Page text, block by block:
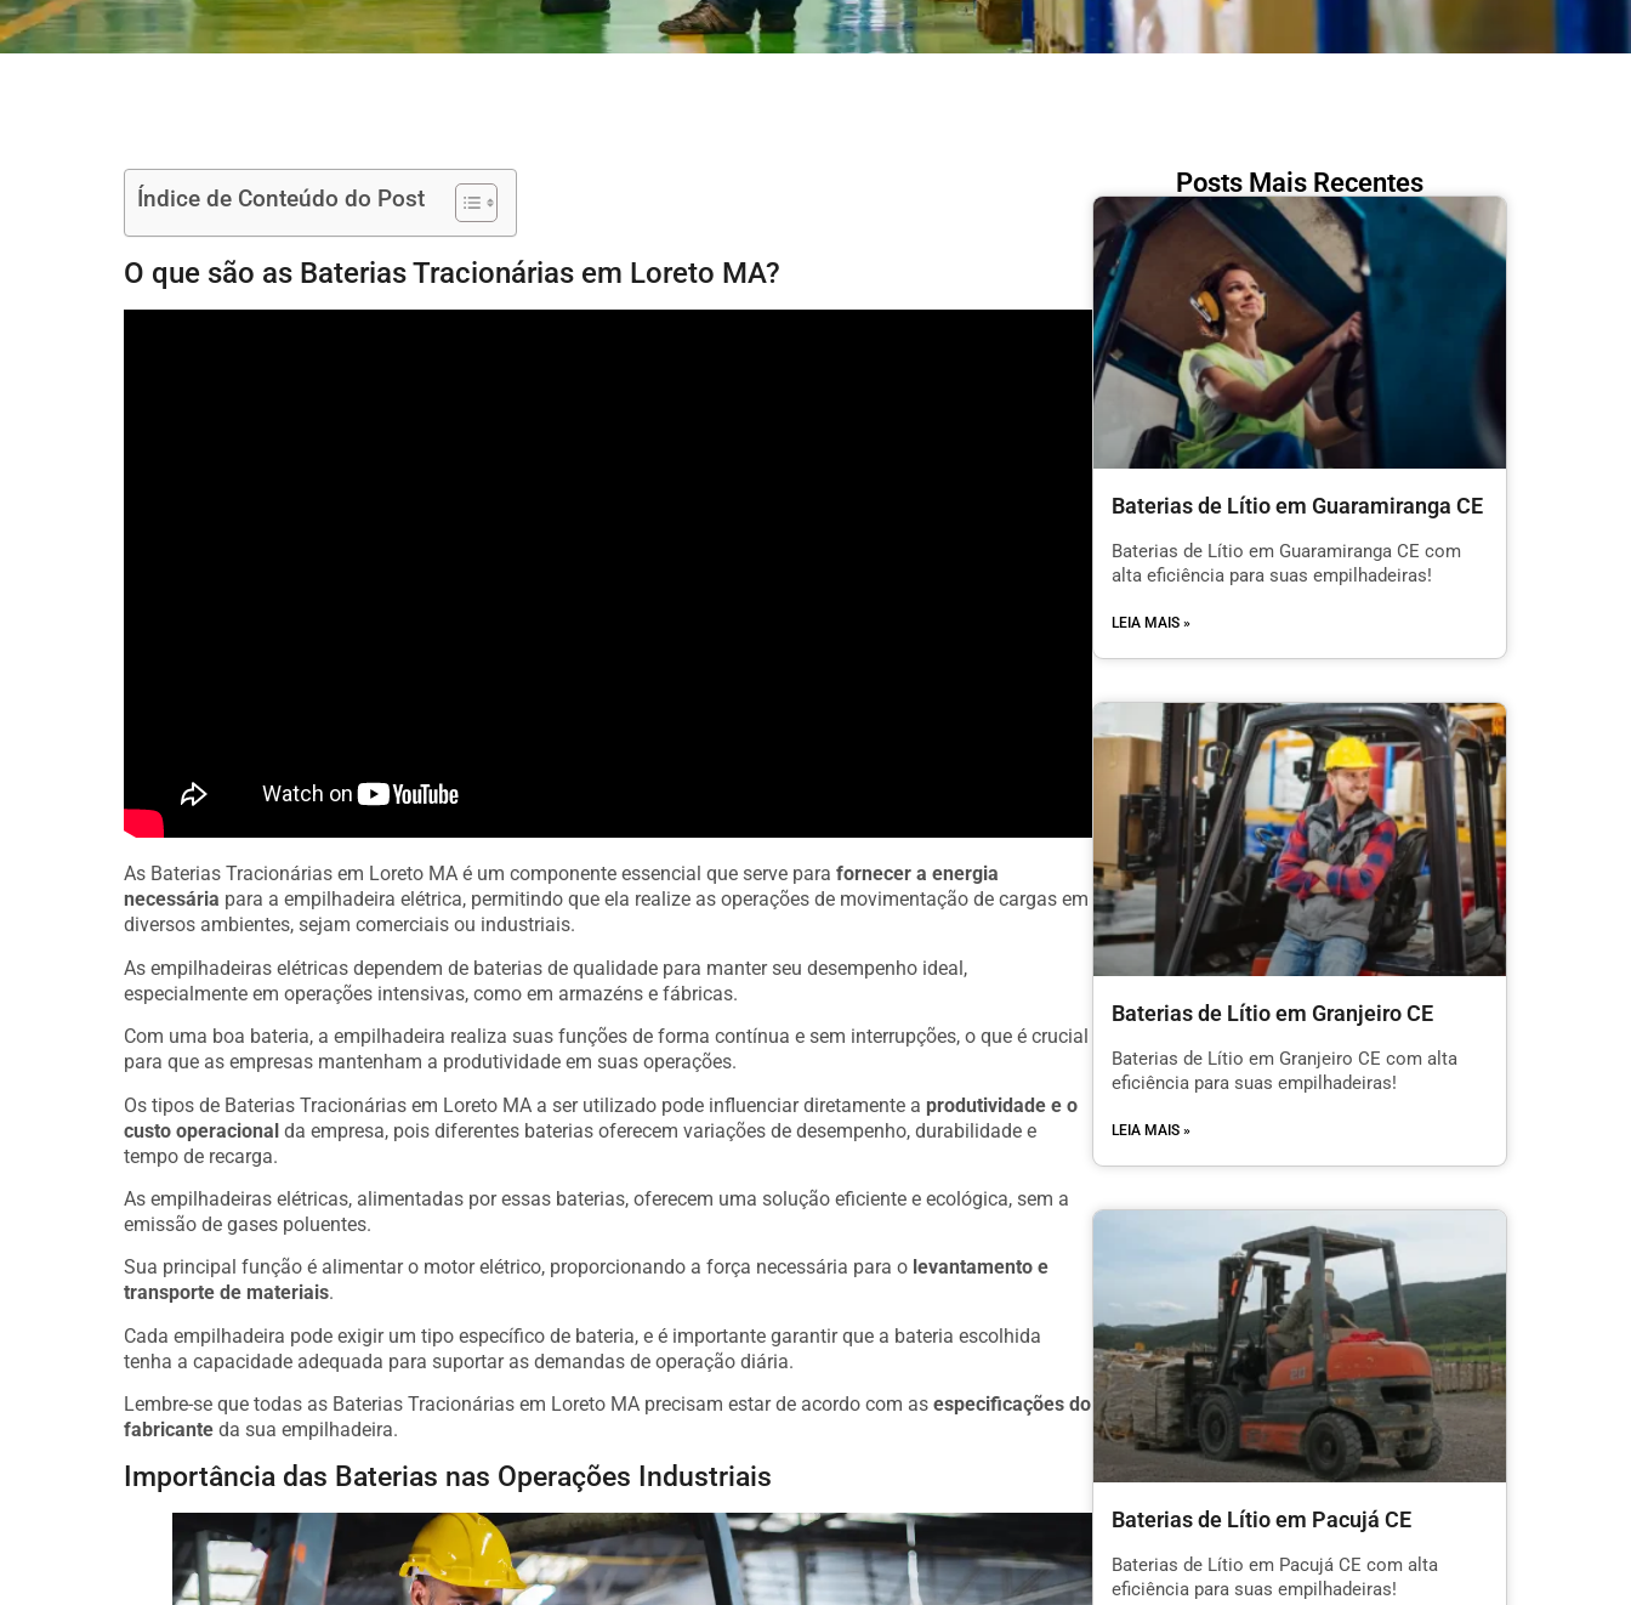
Índice de Conteúdo do Post
O que são as Baterias Tracionárias em Loreto MA?
As Baterias Tracionárias em Loreto MA é um componente essencial que serve para fornecer a energia
necessária para a empilhadeira elétrica, permitindo que ela realize as operações de movimentação de cargas em
diversos ambientes, sejam comerciais ou industriais.
As empilhadeiras elétricas dependem de baterias de qualidade para manter seu desempenho ideal,
especialmente em operações intensivas, como em armazéns e fábricas.
Com uma boa bateria, a empilhadeira realiza suas funções de forma contínua e sem interrupções, o que é crucial
para que as empresas mantenham a produtividade em suas operações.
Os tipos de Baterias Tracionárias em Loreto MA a ser utilizado pode influenciar diretamente a produtividade e o
custo operacional da empresa, pois diferentes baterias oferecem variações de desempenho, durabilidade e
tempo de recarga.
As empilhadeiras elétricas, alimentadas por essas baterias, oferecem uma solução eficiente e ecológica, sem a
emissão de gases poluentes.
Sua principal função é alimentar o motor elétrico, proporcionando a força necessária para o levantamento e
transporte de materiais.
Cada empilhadeira pode exigir um tipo específico de bateria, e é importante garantir que a bateria escolhida
tenha a capacidade adequada para suportar as demandas de operação diária.
Lembre-se que todas as Baterias Tracionárias em Loreto MA precisam estar de acordo com as especificações do
fabricante da sua empilhadeira.
Importância das Baterias nas Operações Industriais
Posts Mais Recentes
Baterias de Lítio em Guaramiranga CE
Baterias de Lítio em Guaramiranga CE com
alta eficiência para suas empilhadeiras!
LEIA MAIS »
Baterias de Lítio em Granjeiro CE
Baterias de Lítio em Granjeiro CE com alta
eficiência para suas empilhadeiras!
LEIA MAIS »
Baterias de Lítio em Pacujá CE
Baterias de Lítio em Pacujá CE com alta
eficiência para suas empilhadeiras!